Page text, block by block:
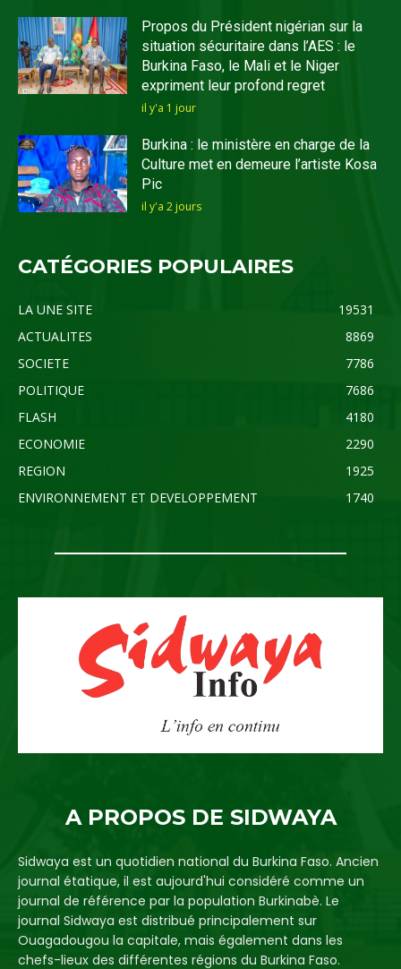
Propos du Président nigérian sur la
situation sécuritaire dans l’AES : le
Burkina Faso, le Mali et le Niger
expriment leur profond regret
il y'a 1 jour
Burkina : le ministère en charge de la
Culture met en demeure l’artiste Kosa
Pic
il y'a 2 jours
CATÉGORIES POPULAIRES
LA UNE SITE
19531
ACTUALITES
8869
SOCIETE
7786
POLITIQUE
7686
FLASH
4180
ECONOMIE
2290
REGION
1925
ENVIRONNEMENT ET DEVELOPPEMENT
1740
A PROPOS DE SIDWAYA
Sidwaya est un quotidien national du Burkina Faso. Ancien
journal étatique, il est aujourd'hui considéré comme un
journal de référence par la population Burkinabè. Le
journal Sidwaya est distribué principalement sur
Ouagadougou la capitale, mais également dans les
chefs-lieux des différentes régions du Burkina Faso.